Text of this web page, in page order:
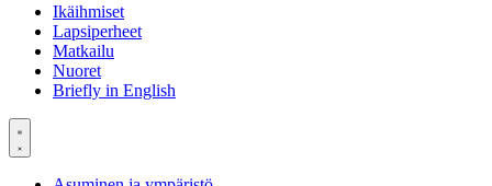
Ikäihmiset
Lapsiperheet
Matkailu
Nuoret
Briefly in English